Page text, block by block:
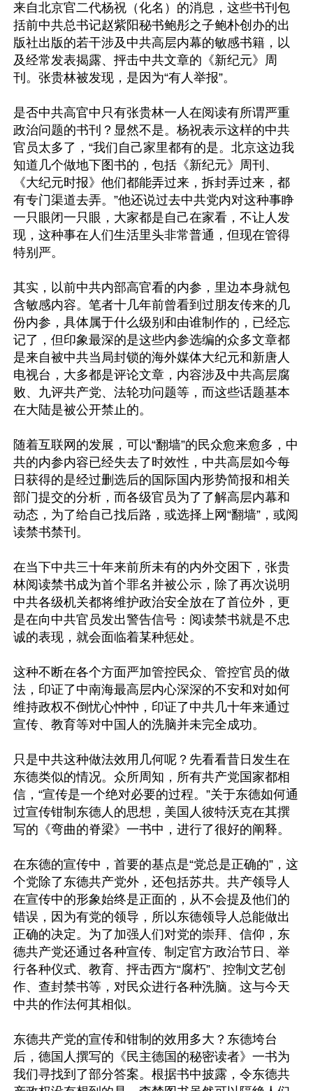
来自北京官二代杨祝（化名）的消息，这些书刊包
括前中共总书记赵紫阳秘书鲍彤之子鲍朴创办的出
版社出版的若干涉及中共高层内幕的敏感书籍，以
及经常发表揭露、抨击中共文章的《新纪元》周
刊。张贵林被发现，是因为“有人举报”。
是否中共高官中只有张贵林一人在阅读有所谓严重
政治问题的书刊？显然不是。杨祝表示这样的中共
官员太多了，“我们自己家里都有的是。北京这边我
知道几个做地下图书的，包括《新纪元》周刊、
《大纪元时报》他们都能弄过来，拆封弄过来，都
有专门渠道去弄。”他还说过去中共党内对这种事睁
一只眼闭一只眼，大家都是自己在家看，不让人发
现，这种事在人们生活里头非常普通，但现在管得
特别严。
其实，以前中共内部高官看的内参，里边本身就包
含敏感内容。笔者十几年前曾看到过朋友传来的几
份内参，具体属于什么级别和由谁制作的，已经忘
记了，但印象最深的是这些内参选编的众多文章都
是来自被中共当局封锁的海外媒体大纪元和新唐人
电视台，大多都是评论文章，内容涉及中共高层腐
败、九评共产党、法轮功问题等，而这些话题基本
在大陆是被公开禁止的。
随着互联网的发展，可以“翻墙”的民众愈来愈多，中
共的内参内容已经失去了时效性，中共高层如今每
日获得的是经过删选后的国际国内形势简报和相关
部门提交的分析，而各级官员为了了解高层内幕和
动态，为了给自己找后路，或选择上网“翻墙”，或阅
读禁书禁刊。
在当下中共三十年来前所未有的内外交困下，张贵
林阅读禁书成为首个罪名并被公示，除了再次说明
中共各级机关都将维护政治安全放在了首位外，更
是在向中共官员发出警告信号：阅读禁书就是不忠
诚的表现，就会面临着某种惩处。
这种不断在各个方面严加管控民众、管控官员的做
法，印证了中南海最高层内心深深的不安和对如何
维持政权不倒忧心忡忡，印证了中共几十年来通过
宣传、教育等对中国人的洗脑并未完全成功。
只是中共这种做法效用几何呢？先看看昔日发生在
东德类似的情况。众所周知，所有共产党国家都相
信，“宣传是一个绝对必要的过程。”关于东德如何通
过宣传钳制东德人的思想，美国人彼特沃克在其撰
写的《弯曲的脊梁》一书中，进行了很好的阐释。
在东德的宣传中，首要的基点是“党总是正确的”，这
个党除了东德共产党外，还包括苏共。共产领导人
在宣传中的形象始终是正面的，从不会提及他们的
错误，因为有党的领导，所以东德领导人总能做出
正确的决定。为了加强人们对党的崇拜、信仰，东
德共产党还通过各种宣传、制定官方政治节日、举
行各种仪式、教育、抨击西方“腐朽”、控制文艺创
作、查封禁书等，对民众进行各种洗脑。这与今天
中共的作法何其相似。
东德共产党的宣传和钳制的效用多大？东德垮台
后，德国人撰写的《民主德国的秘密读者》一书为
我们寻找到了部分答案。根据书中披露，令东德共